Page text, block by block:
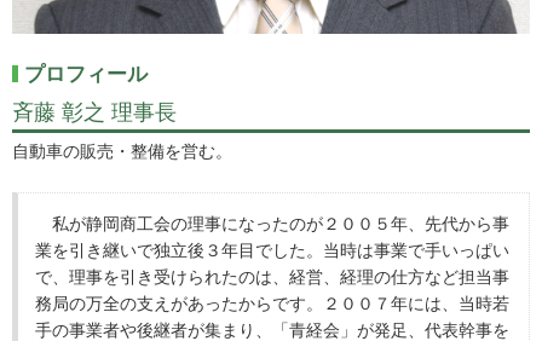
プロフィール
斉藤 彰之 理事長
自動車の販売・整備を営む。
私が静岡商工会の理事になったのが２００５年、先代から事
業を引き継いで独立後３年目でした。当時は事業で手いっぱい
で、理事を引き受けられたのは、経営、経理の仕方など担当事
務局の万全の支えがあったからです。２００７年には、当時若
手の事業者や後継者が集まり、「青経会」が発足、代表幹事を